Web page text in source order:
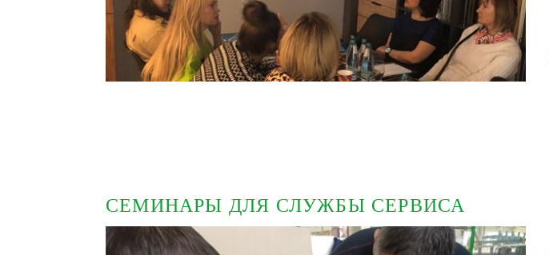
СЕМИНАРЫ ДЛЯ СЛУЖБЫ СЕРВИСА